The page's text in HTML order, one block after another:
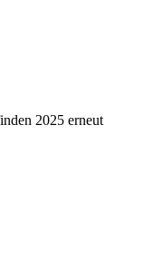
2025 erneut